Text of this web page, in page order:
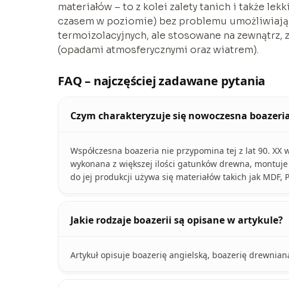
materiałów – to z kolei zalety tanich i także
czasem w poziomie) bez problemu
termoizolacyjnych, ale stosowane na
(opadami atmosferycznymi oraz wiatrem).
FAQ – najczęściej zadawane pytania
Czym charakteryzuje się nowoczesna
Współczesna boazeria nie przypomina tej z lat 90.
wykonana z większej ilości gatunków drewna,
do jej produkcji używa się materiałów takich jak MDF,
Jakie rodzaje boazerii są opisane w artykule?
Artykuł opisuje boazerię angielską, boazerię